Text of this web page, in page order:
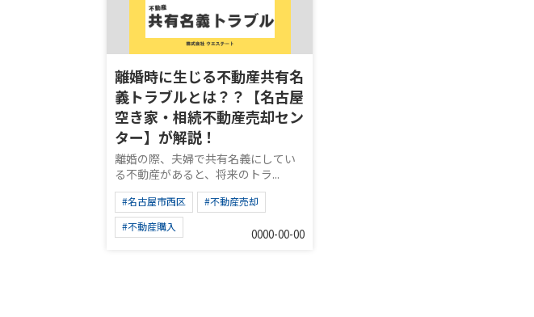
離婚時に生じる不動産共有名
義トラブルとは？？【名古屋
空き家・相続不動産売却セン
ター】が解説！
離婚の際、夫婦で共有名義にしてい
る不動産があると、将来のトラ...
#名古屋市西区
#不動産売却
#不動産購入
0000-00-00